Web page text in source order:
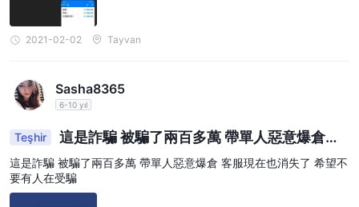
2021-02-02 Tayvan
Sasha8365
6-10 yıl
Teşhir
這是詐騙 被騙了兩百多萬 帶單人惡意爆倉客
服現在也消失了 希望不要有人在受騙
這是詐騙 被騙了兩百多萬 帶單人惡意爆倉 客服現在也消失了 希望不
要有人在受騙